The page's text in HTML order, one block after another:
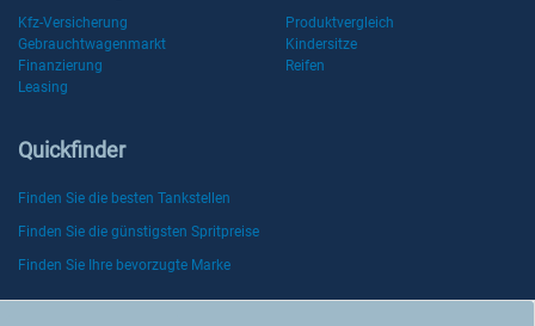
Kfz-Versicherung
Produktvergleich
Gebrauchtwagenmarkt
Kindersitze
Finanzierung
Reifen
Leasing
Quickfinder
Finden Sie die besten Tankstellen
Finden Sie die günstigsten Spritpreise
Finden Sie Ihre bevorzugte Marke